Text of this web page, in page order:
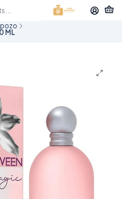
EN TUBBEES ESTE DÍA DEL NIÑO!
pozo
ML